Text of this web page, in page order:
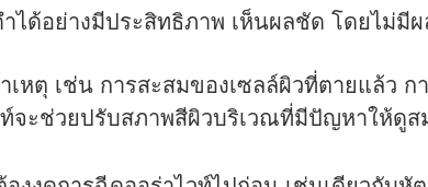
ด้อย่างมีประสิทธิภาพ เห็นผลชัด โดยไม่มี
หตุ เช่น การสะสมของเซลล์ผิวที่ตายแล้ว
จะช่วยปรับสภาพสีผิวบริเวณที่มีปัญหาให้ดูส